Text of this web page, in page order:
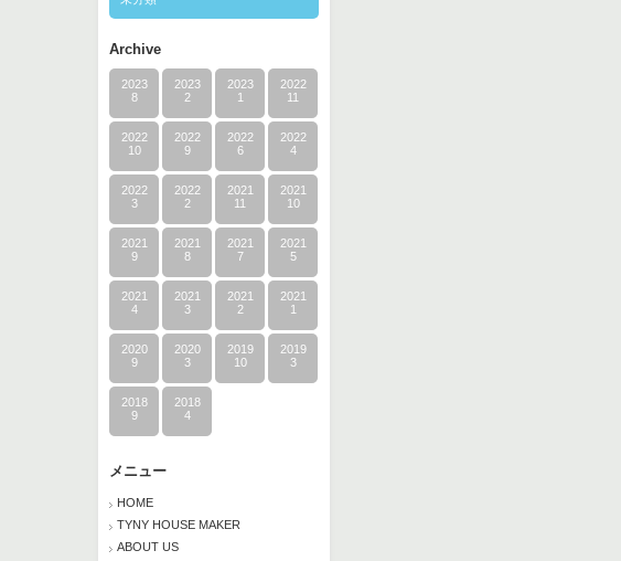
Archive
2023
8
2023
2
2023
1
2022
11
2022
10
2022
9
2022
6
2022
4
2022
3
2022
2
2021
11
2021
10
2021
9
2021
8
2021
7
2021
5
2021
4
2021
3
2021
2
2021
1
2020
9
2020
3
2019
10
2019
3
2018
9
2018
4
メニュー
HOME
TYNY HOUSE MAKER
ABOUT US